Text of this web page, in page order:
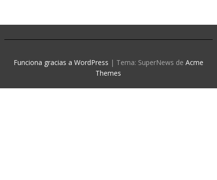
Funciona gracias a WordPress | Tema: SuperNews de Acme
Themes